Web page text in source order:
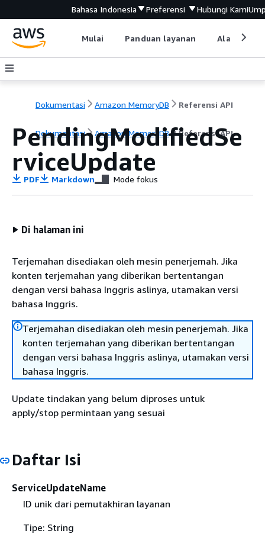
Bahasa Indonesia Preferensi Hubungi Kami
Mulai Panduan layanan Alat
Dokumentasi Amazon MemoryDB Referensi API
Dokumentasi Amazon MemoryDB Referensi API
PendingModifiedSe
rviceUpdate
PDF Markdown Mode fokus
Di halaman ini
Terjemahan disediakan oleh mesin penerjemah. Jika
konten terjemahan yang diberikan bertentangan
dengan versi bahasa Inggris aslinya, utamakan versi
bahasa Inggris.
Terjemahan disediakan oleh mesin penerjemah. Jika
konten terjemahan yang diberikan bertentangan
dengan versi bahasa Inggris aslinya, utamakan versi
bahasa Inggris.
Update tindakan yang belum diproses untuk
apply/stop permintaan yang sesuai
Daftar Isi
ServiceUpdateName
ID unik dari pemutakhiran layanan
Tipe: String